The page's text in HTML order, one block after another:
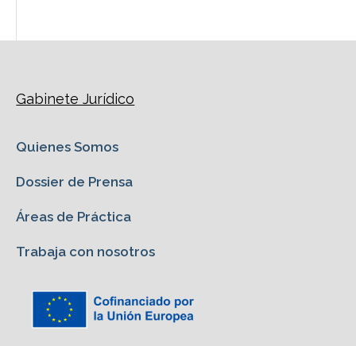
Gabinete Jurídico
Quienes Somos
Dossier de Prensa
Áreas de Práctica
Trabaja con nosotros